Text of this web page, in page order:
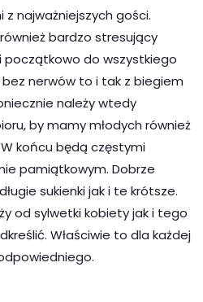
z najważniejszych gości.
bardzo stresujący
do wszystkiego
nerwów to i tak z biegiem
należy wtedy
by mamy młodych również
końcu będą częstymi
pamiątkowym. Dobrze
sukienki jak i te krótsze.
od sylwetki kobiety jak i tego
Właściwie to dla każdej